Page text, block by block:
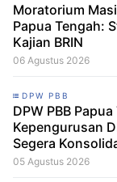
Moratorium
Papua Tengah:
Kajian BRIN
06 Agustus 2026
DPW PBB
DPW PBB
Kepengurusan
Segera
Langkah
05 Agustus 2026